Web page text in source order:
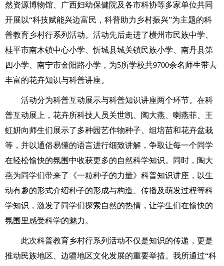
然资源博物馆、广西妇幼保健院及各市科协等多家单位共同
开展以“科技赋能兴边富民，科普助力乡村振兴”为主题的科
普教育乡村行系列活动。活动先后走进了横州市民族中学、
桂平市南木镇中心小学、忻城县城关镇民族小学、南丹县第
四小学、南宁市金阳路小学，为5所学校共9700余名师生带去
丰富的花卉知识与科普讲座。
活动分为科普互动展示与科普知识讲座两个环节。在科
普互动展上，花卉所科技人员关世凯、陶大燕、喇燕菲、王
虹妍向师生们展示了多种园艺作物种子、组培苗和花卉盆栽
等，并以通俗易懂的语言进行细致讲解，争取让每一个同学
在轻松愉快的氛围中收获更多的自然科学知识。同时，陶大
燕为同学们带来了《一粒种子的力量》科普知识讲座，以生
动有趣的形式介绍种子的形成与构造、传播及萌发过程等科
学知识，激发了同学们探索自然的热情，让学生们在愉快的
氛围里感受科学的魅力。
此次科普教育乡村行系列活动不仅是知识的传递，更是
推动民族地区、边疆地区文化发展的重要举措。我所通过“科